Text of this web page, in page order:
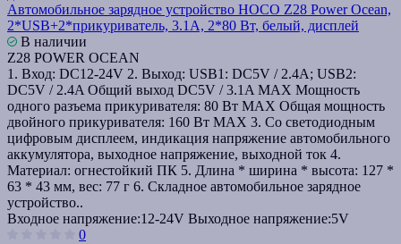
Автомобильное зарядное устройство HOCO Z28 Power Ocean,
2*USB+2*прикуриватель, 3.1A, 2*80 Вт, белый, дисплей
В наличии
Z28 POWER OCEAN
1. Вход: DC12-24V 2. Выход: USB1: DC5V / 2.4A; USB2:
DC5V / 2.4A Общий выход DC5V / 3.1A MAX Мощность
одного разъема прикуривателя: 80 Вт MAX Общая мощность
двойного прикуривателя: 160 Вт MAX 3. Со светодиодным
цифровым дисплеем, индикация напряжение автомобильного
аккумулятора, выходное напряжение, выходной ток 4.
Материал: огнестойкий ПК 5. Длина * ширина * высота: 127 *
63 * 43 мм, вес: 77 г 6. Складное автомобильное зарядное
устройство..
Входное напряжение:12-24V Выходное напряжение:5V
0